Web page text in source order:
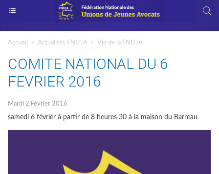
Accueil > Actualités FNUJA > Vie de la FNUJA
COMITE NATIONAL DU 6
FEVRIER 2016
Mardi 2 Février 2016
samedi 6 février à partir de 8 heures 30 à la maison du Barreau